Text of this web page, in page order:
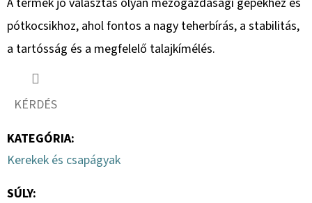
pótkocsikhoz, ahol fontos a nagy teherbírás, a stabilitás,
a tartósság és a megfelelő talajkímélés.
KÉRDÉS
KATEGÓRIA:
Kerekek és csapágyak
SÚLY: